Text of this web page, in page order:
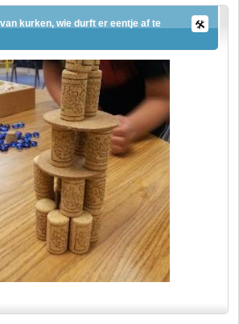
kurken, wie durft er eentje af te